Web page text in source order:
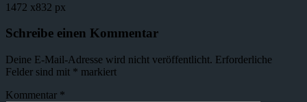
1472 x832 px
Schreibe einen Kommentar
Deine E-Mail-Adresse wird nicht veröffentlicht. Erforderliche
Felder sind mit * markiert
Kommentar *